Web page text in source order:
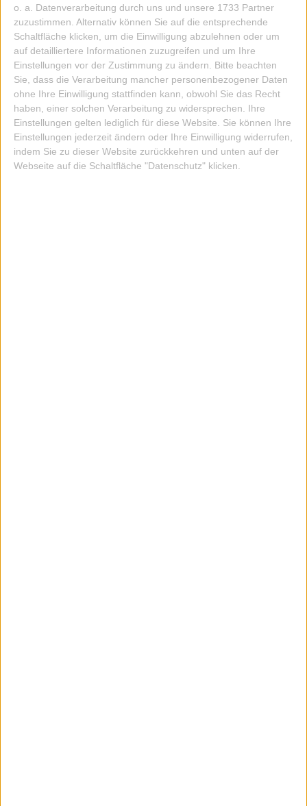
o. a. Datenverarbeitung durch uns und unsere 1733 Partner
zuzustimmen. Alternativ können Sie auf die entsprechende
Schaltfläche klicken, um die Einwilligung abzulehnen oder um
auf detailliertere Informationen zuzugreifen und um Ihre
Einstellungen vor der Zustimmung zu ändern. Bitte beachten
Sie, dass die Verarbeitung mancher personenbezogener Daten
ohne Ihre Einwilligung stattfinden kann, obwohl Sie das Recht
haben, einer solchen Verarbeitung zu widersprechen. Ihre
Einstellungen gelten lediglich für diese Website. Sie können Ihre
Einstellungen jederzeit ändern oder Ihre Einwilligung widerrufen,
indem Sie zu dieser Website zurückkehren und unten auf der
Webseite auf die Schaltfläche "Datenschutz" klicken.